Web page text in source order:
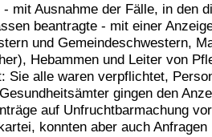
- mit Ausnahme der Fälle, in den
beantragte - mit einer
und Gemeindeschwestern,
Hebammen und Leiter von
Sie alle waren verpflichtet,
gingen den
auf Unfruchtbarmachung
konnten aber auch